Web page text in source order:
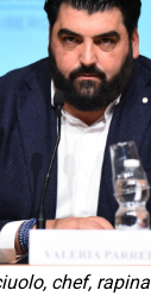
chef, rapina